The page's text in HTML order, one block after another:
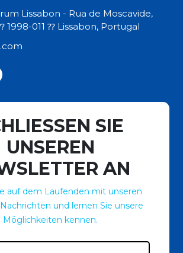
Lissabon - Rua de Moscavide,
1998-011 ⁇ Lissabon, Portugal
SIE
UNSEREN
AN
auf dem Laufenden mit unseren
und lernen Sie unsere
Möglichkeiten kennen.